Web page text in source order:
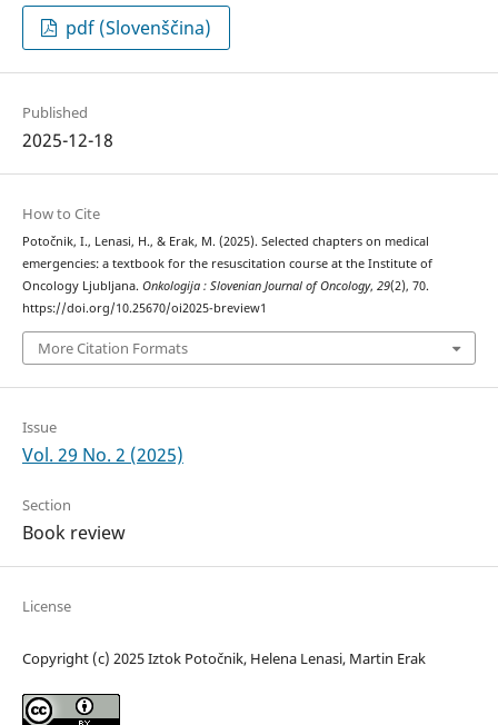
pdf (Slovenščina)
Published
2025-12-18
How to Cite
Potočnik, I., Lenasi, H., & Erak, M. (2025). Selected chapters on medical
emergencies: a textbook for the resuscitation course at the Institute of
Oncology Ljubljana. Onkologija : Slovenian Journal of Oncology, 29(2), 70.
https://doi.org/10.25670/oi2025-breview1
More Citation Formats
Issue
Vol. 29 No. 2 (2025)
Section
Book review
License
Copyright (c) 2025 Iztok Potočnik, Helena Lenasi, Martin Erak